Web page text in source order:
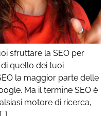
sfruttare la SEO per
quello dei tuoi
la maggior parte delle
Ma il termine SEO è
motore di ricerca,